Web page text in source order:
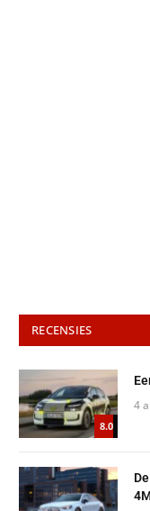
RECENSIES
8.0
4